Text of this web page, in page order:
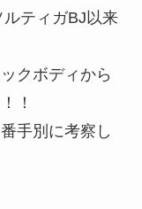
ティガBJ以来
クボディから
！
手別に考察し